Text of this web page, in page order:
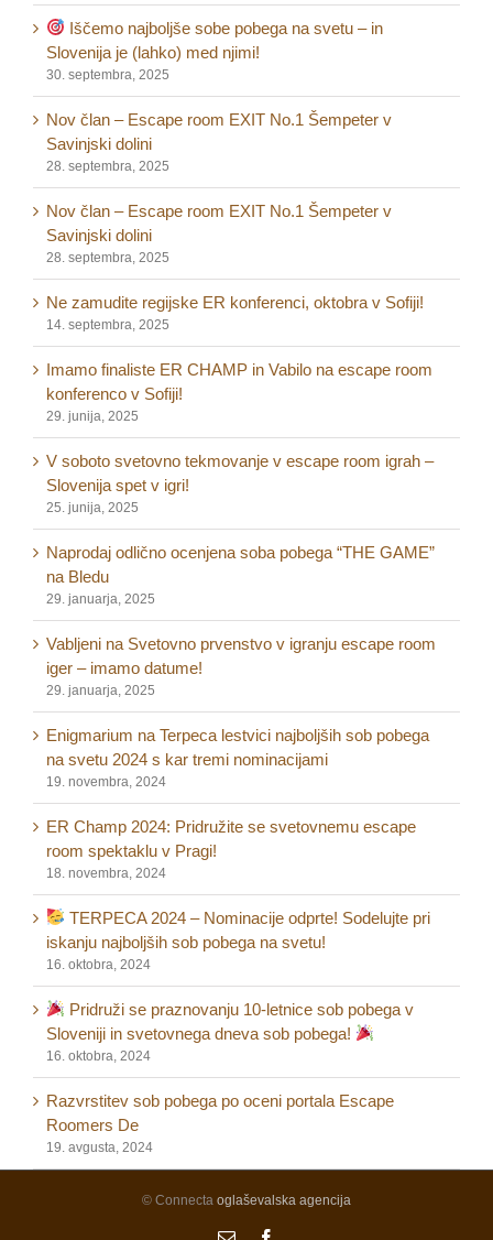
Iščemo najboljše sobe pobega na svetu – in
Slovenija je (lahko) med njimi!
30. septembra, 2025
Nov član – Escape room EXIT No.1 Šempeter v
Savinjski dolini
28. septembra, 2025
Nov član – Escape room EXIT No.1 Šempeter v
Savinjski dolini
28. septembra, 2025
Ne zamudite regijske ER konferenci, oktobra v Sofiji!
14. septembra, 2025
Imamo finaliste ER CHAMP in Vabilo na escape room
konferenco v Sofiji!
29. junija, 2025
V soboto svetovno tekmovanje v escape room igrah –
Slovenija spet v igri!
25. junija, 2025
Naprodaj odlično ocenjena soba pobega “THE GAME”
na Bledu
29. januarja, 2025
Vabljeni na Svetovno prvenstvo v igranju escape room
iger – imamo datume!
29. januarja, 2025
Enigmarium na Terpeca lestvici najboljših sob pobega
na svetu 2024 s kar tremi nominacijami
19. novembra, 2024
ER Champ 2024: Pridružite se svetovnemu escape
room spektaklu v Pragi!
18. novembra, 2024
TERPECA 2024 – Nominacije odprte! Sodelujte pri
iskanju najboljših sob pobega na svetu!
16. oktobra, 2024
Pridruži se praznovanju 10-letnice sob pobega v
Sloveniji in svetovnega dneva sob pobega!
16. oktobra, 2024
Razvrstitev sob pobega po oceni portala Escape
Roomers De
19. avgusta, 2024
© Connecta oglaševalska agencija